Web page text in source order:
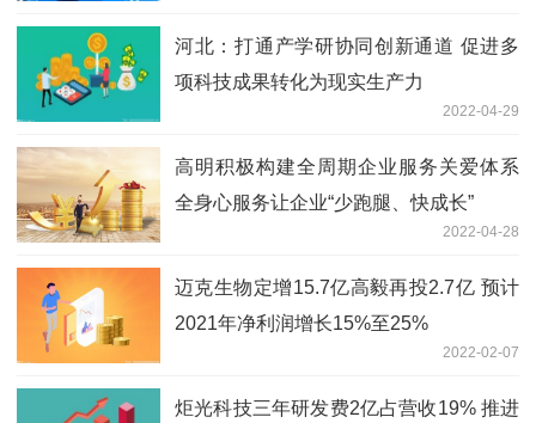
河北：打通产学研协同创新通道 促进多
项科技成果转化为现实生产力
2022-04-29
高明积极构建全周期企业服务关爱体系
全身心服务让企业“少跑腿、快成长”
2022-04-28
迈克生物定增15.7亿高毅再投2.7亿 预计
2021年净利润增长15%至25%
2022-02-07
炬光科技三年研发费2亿占营收19% 推进